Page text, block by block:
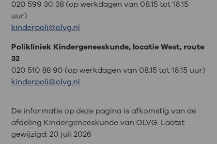
020 599 30 38 (op werkdagen van 08.15 tot 16.15
uur)
kinderpoli@olvg.nl
Polikliniek Kindergeneeskunde, locatie West, route
32
020 510 88 90 (op werkdagen van 08.15 tot 16.15 uur)
kinderpoli@olvg.nl
De informatie op deze pagina is afkomstig van de
afdeling Kindergeneeskunde van OLVG. Laatst
gewijzigd:20 juli 2026